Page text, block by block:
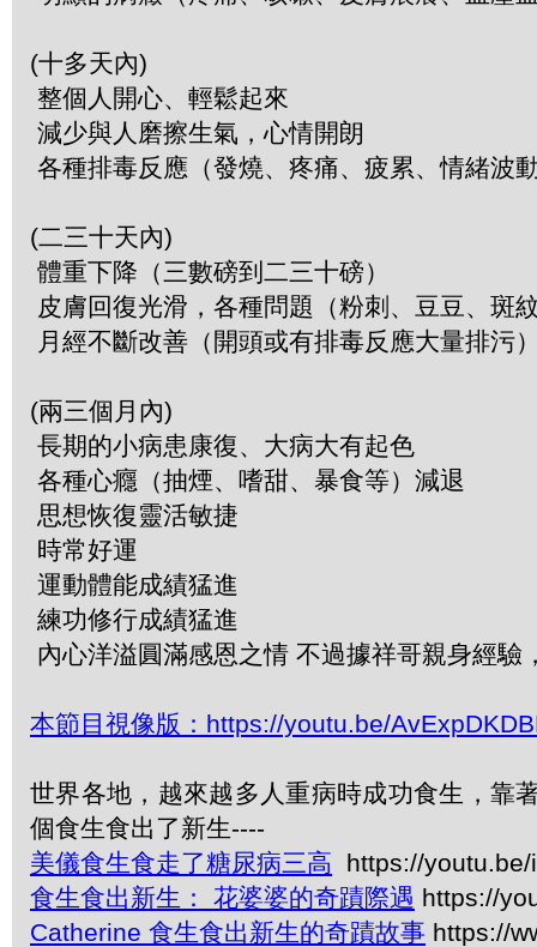
(十多天內)
整個人開心、輕鬆起來
減少與人磨擦生氣，心情開朗
各種排毒反應（發燒、疼痛、疲累、情緒波
(二三十天內)
體重下降（三數磅到二三十磅）
皮膚回復光滑，各種問題（粉刺、豆豆、斑
月經不斷改善（開頭或有排毒反應大量排污
(兩三個月內)
長期的小病患康復、大病大有起色
各種心癮（抽煙、嗜甜、暴食等）減退
思想恢復靈活敏捷
時常好運
運動體能成績猛進
練功修行成績猛進
內心洋溢圓滿感恩之情 不過據祥哥親身經
本節目視像版：https://youtu.be/
世界各地，越來越多人重病時成功食生，靠
個食生食出了新生----
美儀食生食走了糖尿病三高 https://
食生食出新生： 花婆婆的奇蹟際遇 https://
Catherine 食生食出新生的奇蹟故事 https://